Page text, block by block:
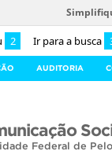
2 Ir para a busca
AUDITORIA
Federal de